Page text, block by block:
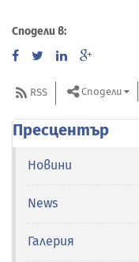
Сподели в:
RSS Сподели
Пресцентър
Новини
News
Галерия